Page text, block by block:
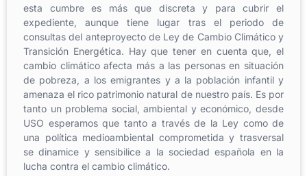
esta cumbre es más que discreta y para cubrir el
expediente, aunque tiene lugar tras el periodo de
consultas del anteproyecto de Ley de Cambio Climático y
Transición Energética. Hay que tener en cuenta que, el
cambio climático afecta más a las personas en situación
de pobreza, a los emigrantes y a la población infantil y
amenaza el rico patrimonio natural de nuestro país. Es por
tanto un problema social, ambiental y económico, desde
USO esperamos que tanto a través de la Ley como de
una política medioambiental comprometida y trasversal
se dinamice y sensibilice a la sociedad española en la
lucha contra el cambio climático.